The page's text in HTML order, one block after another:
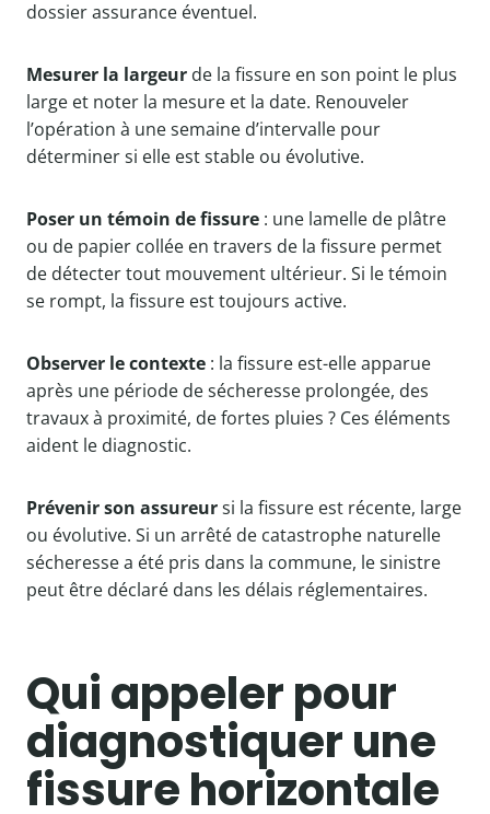
dossier assurance éventuel.
Mesurer la largeur de la fissure en son point le plus
large et noter la mesure et la date. Renouveler
l’opération à une semaine d’intervalle pour
déterminer si elle est stable ou évolutive.
Poser un témoin de fissure : une lamelle de plâtre
ou de papier collée en travers de la fissure permet
de détecter tout mouvement ultérieur. Si le témoin
se rompt, la fissure est toujours active.
Observer le contexte : la fissure est-elle apparue
après une période de sécheresse prolongée, des
travaux à proximité, de fortes pluies ? Ces éléments
aident le diagnostic.
Prévenir son assureursi la fissure est récente, large
ou évolutive. Si un arrêté de catastrophe naturelle
sécheresse a été pris dans la commune, le sinistre
peut être déclaré dans les délais réglementaires.
Qui appeler pour
diagnostiquer une
fissure horizontale